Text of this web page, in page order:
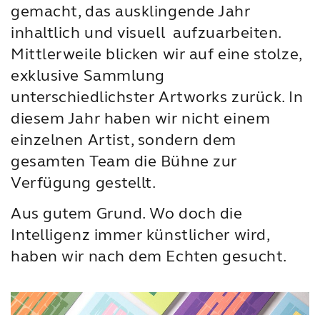
gemacht, das ausklingende Jahr
inhaltlich und visuell aufzuarbeiten.
Mittlerweile blicken wir auf eine stolze,
exklusive Sammlung
unterschiedlichster Artworks zurück. In
diesem Jahr haben wir nicht einem
einzelnen Artist, sondern dem
gesamten Team die Bühne zur
Verfügung gestellt.
Aus gutem Grund. Wo doch die
Intelligenz immer künstlicher wird,
haben wir nach dem Echten gesucht.